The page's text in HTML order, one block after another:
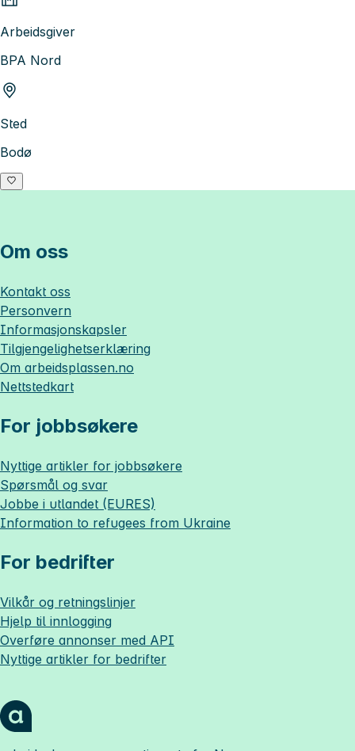
Arbeidsgiver
BPA Nord
Sted
Bodø
Om oss
Kontakt oss
Personvern
Informasjonskapsler
Tilgjengelighetserklæring
Om arbeidsplassen.no
Nettstedkart
For jobbsøkere
Nyttige artikler for jobbsøkere
Spørsmål og svar
Jobbe i utlandet (EURES)
Information to refugees from Ukraine
For bedrifter
Vilkår og retningslinjer
Hjelp til innlogging
Overføre annonser med API
Nyttige artikler for bedrifter